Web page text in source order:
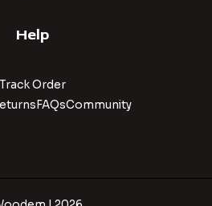
Help
Track Order